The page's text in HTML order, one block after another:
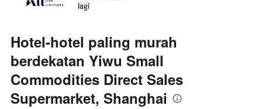
lagi
Hotel-hotel paling murah
berdekatan Yiwu Small
Commodities Direct Sales
Supermarket, Shanghai